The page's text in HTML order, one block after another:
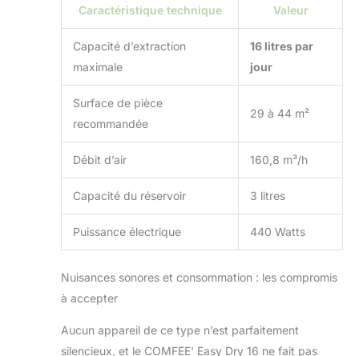
Caractéristique technique Valeur
Capacité d’extraction
maximale
16 litres par
jour
Surface de pièce
recommandée
29 à 44 m²
Débit d’air 160,8 m³/h
Capacité du réservoir 3 litres
Puissance électrique 440 Watts
Nuisances sonores et consommation : les compromis
à accepter
Aucun appareil de ce type n’est parfaitement
silencieux, et le COMFEE’ Easy Dry 16 ne fait pas